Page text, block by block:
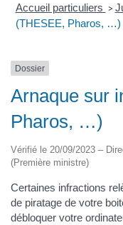
Accueil particuliers >
(THESEE, Pharos, …)
Dossier
Arnaque sur
Pharos, …)
Vérifié le 20/09/2023 –
(Première ministre)
Certaines infractions
de piratage de votre
débloquer votre